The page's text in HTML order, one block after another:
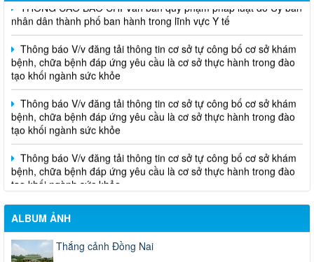
nhân dân thành phố ban hành trong lĩnh vực Y tế
Thông báo V/v đăng tải thông tin cơ sở tự công bố cơ sở khám
bệnh, chữa bệnh đáp ứng yêu cầu là cơ sở thực hành trong đào
tạo khối ngành sức khỏe
Thông báo V/v đăng tải thông tin cơ sở tự công bố cơ sở khám
bệnh, chữa bệnh đáp ứng yêu cầu là cơ sở thực hành trong đào
tạo khối ngành sức khỏe
Thông báo V/v đăng tải thông tin cơ sở tự công bố cơ sở khám
bệnh, chữa bệnh đáp ứng yêu cầu là cơ sở thực hành trong đào
tạo khối ngành sức khỏe
ALBUM ẢNH
Thắng cảnh Đồng Nai